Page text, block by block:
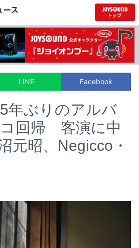
LINE Facebook
年ぶりのアルバ
回帰 客演に中
元昭、Negicco・